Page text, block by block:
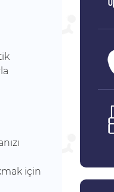
için